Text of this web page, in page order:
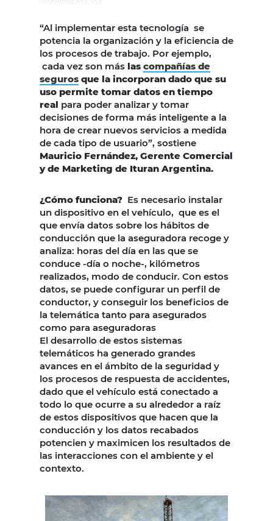
“Al implementar esta tecnología se
potencia la organización y la eficiencia de
los procesos de trabajo. Por ejemplo,
cada vez son más las compañías de
seguros que la incorporan dado que su
uso permite tomar datos en tiempo
real para poder analizar y tomar
decisiones de forma más inteligente a la
hora de crear nuevos servicios a medida
de cada tipo de usuario”, sostiene
Mauricio Fernández, Gerente Comercial
y de Marketing de Ituran Argentina.
¿Cómo funciona? Es necesario instalar
un dispositivo en el vehículo, que es el
que envía datos sobre los hábitos de
conducción que la aseguradora recoge y
analiza: horas del día en las que se
conduce -día o noche-, kilómetros
realizados, modo de conducir. Con estos
datos, se puede configurar un perfil de
conductor, y conseguir los beneficios de
la telemática tanto para asegurados
como para aseguradoras
El desarrollo de estos sistemas
telemáticos ha generado grandes
avances en el ámbito de la seguridad y
los procesos de respuesta de accidentes,
dado que el vehículo está conectado a
todo lo que ocurre a su alrededor a raíz
de estos dispositivos que hacen que la
conducción y los datos recabados
potencien y maximicen los resultados de
las interacciones con el ambiente y el
contexto.